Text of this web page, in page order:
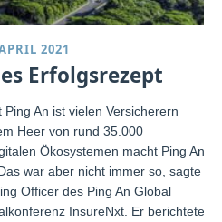
2021
Erfolgsrezept
An ist vielen Versicherern
Heer von rund 35.000
Ökosystemen macht Ping An
war aber nicht immer so, sagte
Officer des Ping An Global
InsureNxt. Er berichtete,